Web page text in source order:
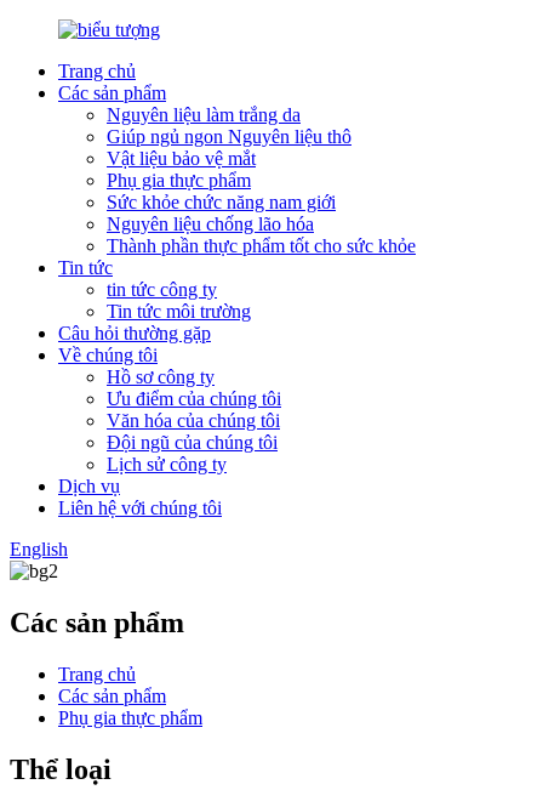
Trang chủ
Các sản phẩm
Nguyên liệu làm trắng da
Giúp ngủ ngon Nguyên liệu thô
Vật liệu bảo vệ mắt
Phụ gia thực phẩm
Sức khỏe chức năng nam giới
Nguyên liệu chống lão hóa
Thành phần thực phẩm tốt cho sức khỏe
Tin tức
tin tức công ty
Tin tức môi trường
Câu hỏi thường gặp
Về chúng tôi
Hồ sơ công ty
Ưu điểm của chúng tôi
Văn hóa của chúng tôi
Đội ngũ của chúng tôi
Lịch sử công ty
Dịch vụ
Liên hệ với chúng tôi
English
Các sản phẩm
Trang chủ
Các sản phẩm
Phụ gia thực phẩm
Thể loại